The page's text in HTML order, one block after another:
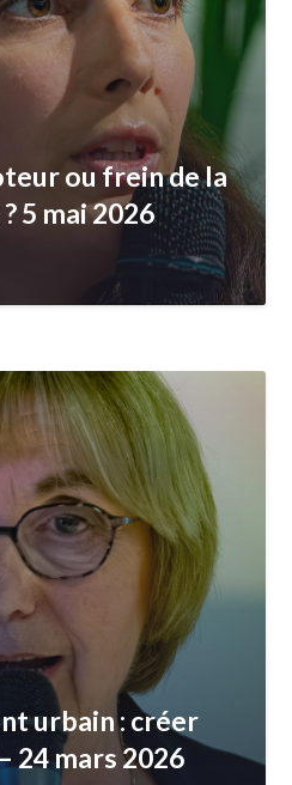
ou frein de la
5 mai 2026
urbain : créer
24 mars 2026